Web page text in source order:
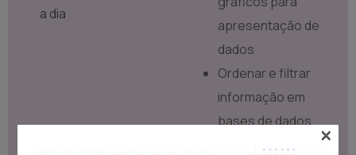
a dia
apresentação de
dados
Ordenar e filtrar
informação em
bases de dados
Ordenar e filtrar
×